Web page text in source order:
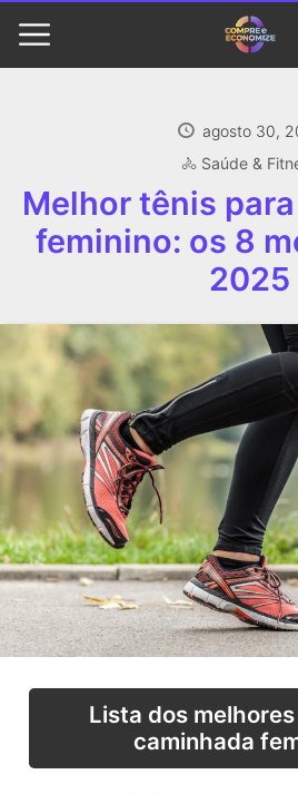
agosto 30,
🚴 Saúde &
Melhor tênis
feminino: os 8
2025
Lista dos
caminhada